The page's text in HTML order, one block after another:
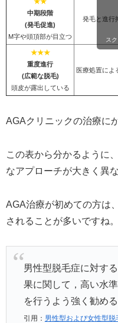
中期段階
(発毛促進)
M字や頭頂部が目立つ
発毛と進行
★★★
重度進行
(広範な脱毛)
頭皮が露出している
医療処置によ
ス
AGAクリニックの治療に
この表から分かるように
なアプローチが大きく異な
AGA治療が初めての方は
されることが多いですね。
男性型脱毛症に対す
果に関して，高い水
を行うよう強く勧める
引用： 男性型および女性型